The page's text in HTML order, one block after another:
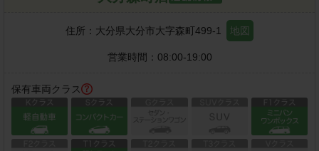
住所： 大分県大分市大字森町499-1 地図
営業時間： 08:00-19:00
保有車両クラス